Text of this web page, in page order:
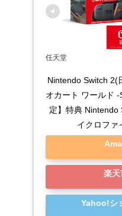
任天堂
Nintendo Switch 2(
オカート ワールド
定】特典 Nintendo
イクロファ
楽天
Yahoo!シ